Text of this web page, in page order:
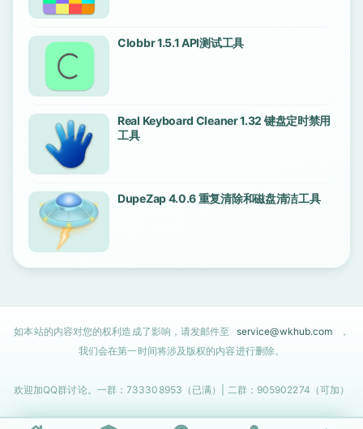
Clobbr 1.5.1 API测试工具
Real Keyboard Cleaner 1.32 键盘定时禁用
工具
DupeZap 4.0.6 重复清除和磁盘清洁工具
如本站的内容对您的权利造成了影响，请发邮件至 service@wkhub.com
，
我们会在第一时间将涉及版权的内容进行删除。
欢迎加QQ群讨论。一群：733308953（已满）| 二群：905902274（可加）